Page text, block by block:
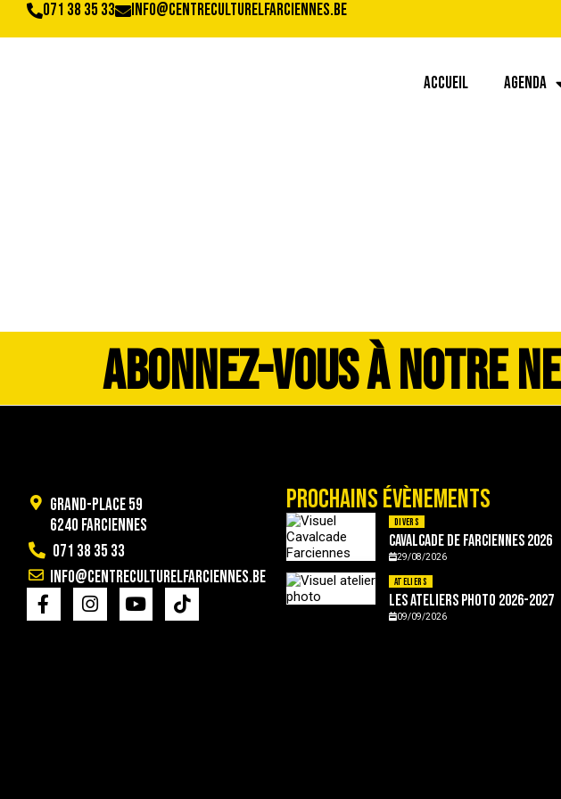
071 38 35 33 info@centreculturelfarciennes.be
ACCUEIL AGENDA
ABONNEZ-VOUS À NOTRE
Grand-Place 59
6240 Farciennes
071 38 35 33
info@centreculturelfarciennes.be
PROCHAINS ÉVÈNEMENTS
Divers
Cavalcade de Farciennes 2026
29/08/2026
Ateliers
Les ateliers photo 2026-2027
09/09/2026